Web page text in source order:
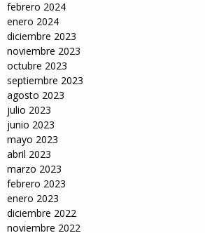
febrero 2024
enero 2024
diciembre 2023
noviembre 2023
octubre 2023
septiembre 2023
agosto 2023
julio 2023
junio 2023
mayo 2023
abril 2023
marzo 2023
febrero 2023
enero 2023
diciembre 2022
noviembre 2022